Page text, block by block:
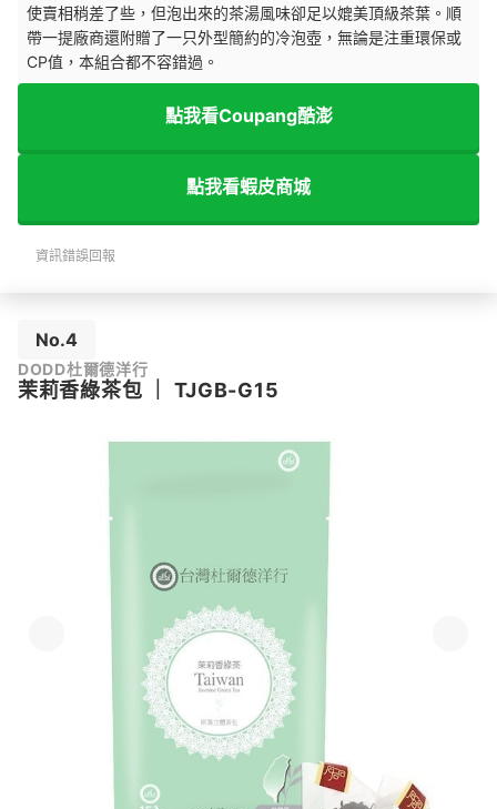
使賣相稍差了些，但泡出來的茶湯風味卻足以媲美頂級茶葉。順
帶一提廠商還附贈了一只外型簡約的冷泡壺，無論是注重環保或
CP值，本組合都不容錯過。
點我看Coupang酷澎
點我看蝦皮商城
資訊錯誤回報
No.4
DODD杜爾德洋行
茉莉香綠茶包 TJGB-G15